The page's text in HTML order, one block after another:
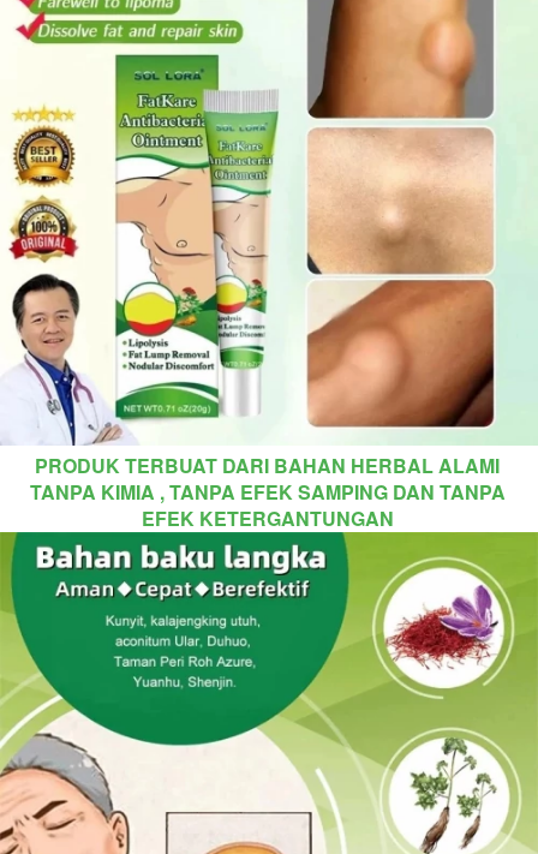
PRODUK TERBUAT DARI BAHAN HERBAL ALAMI
TANPA KIMIA , TANPA EFEK SAMPING DAN TANPA
EFEK KETERGANTUNGAN